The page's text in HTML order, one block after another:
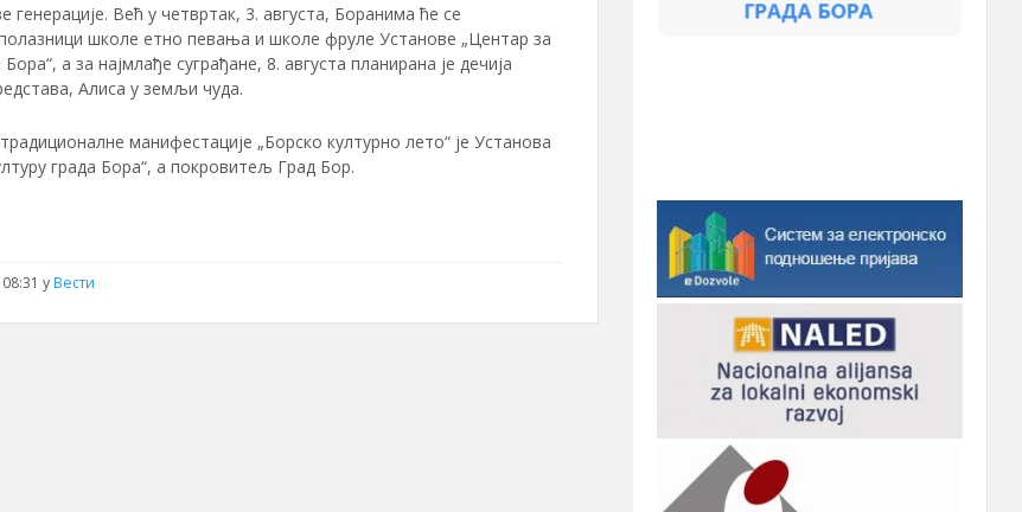
генерације. Већ у четвртак, 3. августа, Боранима ће се
школе етно певања и школе фруле Установе „Центар за
Бора“, а за најмлађе суграђане, 8. августа планирана је дечија
Алиса у земљи чуда.
манифестације „Борско културно лето“ је Установа
града Бора“, а покровитељ Град Бор.
уВести